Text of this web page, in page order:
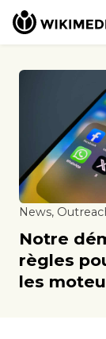
News,
Notre
règles
les